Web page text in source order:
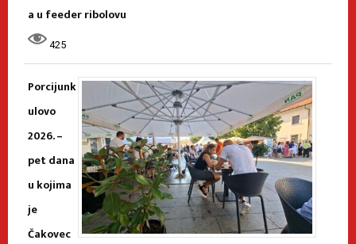
a u feeder ribolovu
425
Porcijunk
ulovo
2026. –
pet dana
u kojima
je
Čakovec